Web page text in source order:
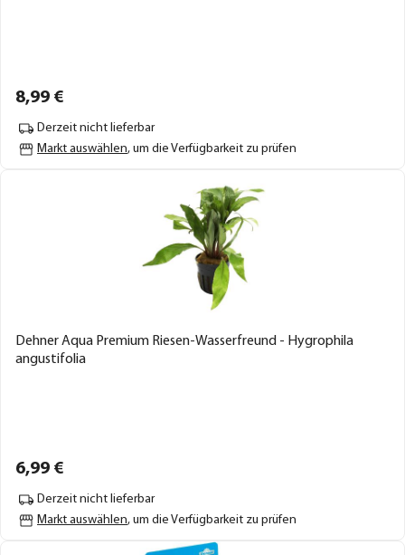
8,99 €
Derzeit nicht lieferbar
Markt auswählen, um die Verfügbarkeit zu prüfen
Dehner Aqua Premium Riesen-Wasserfreund - Hygrophila
angustifolia
6,99 €
Derzeit nicht lieferbar
Markt auswählen, um die Verfügbarkeit zu prüfen